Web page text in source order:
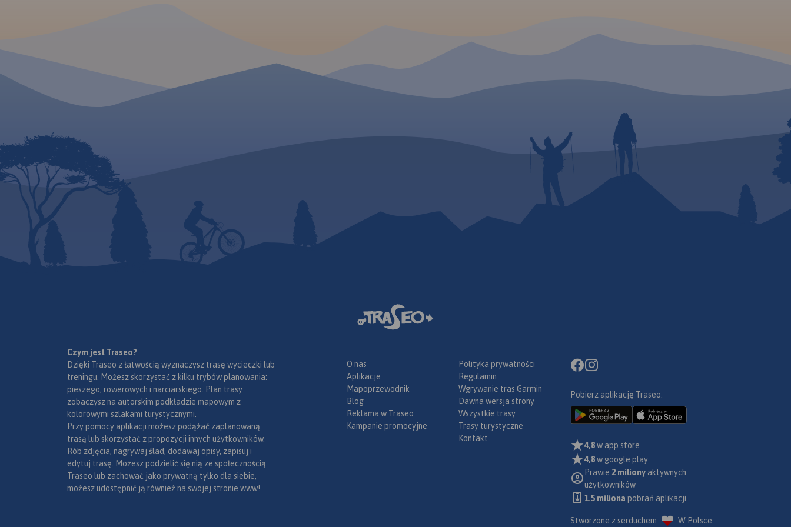
odwiedzenia.
kolorem żółtym. Mapa posiada
opisaną siatkę geograficzną
przyrody i krainami
goegraficznymi.
Czym jest Traseo?
Dzięki Traseo z łatwością wyznaczysz trasę wycieczki lub
treningu. Możesz skorzystać z kilku trybów planowania:
pieszego, rowerowych i narciarskiego. Plan trasy
zobaczysz na autorskim podkładzie mapowym z
kolorowymi szlakami turystycznymi.
Przy pomocy aplikacji możesz podążać zaplanowaną
trasą lub skorzystać z propozycji innych użytkowników.
Rób zdjęcia, nagrywaj ślad, dodawaj opisy, zapisuj i
edytuj trasę. Możesz podzielić się nią ze społecznością
Traseo lub zachować jako prywatną tylko dla siebie,
możesz udostępnić ją również na swojej stronie www!
O nas
Aplikacje
Mapoprzewodnik
Blog
Reklama w Traseo
Kampanie promocyjne
Polityka prywatności
Regulamin
Wgrywanie tras Garmin
Dawna wersja strony
Wszystkie trasy
Trasy turystyczne
Kontakt
Pobierz aplikację Traseo:
4,8w app store
4,8w google play
Prawie 2 miliony aktywnych
użytkowników
1.5 miliona pobrań aplikacji
Stworzone z serduchem W Polsce